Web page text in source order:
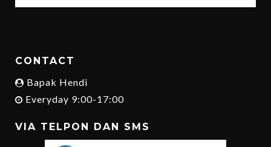
CONTACT
Bapak Hendi
Everyday 9:00-17:00
VIA TELPON DAN SMS